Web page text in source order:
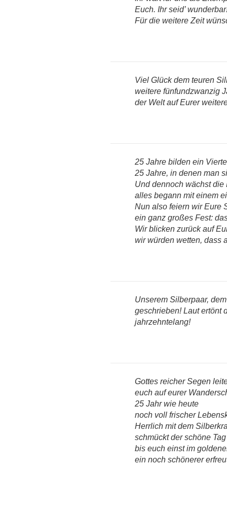
Euch. Ihr seid’
Für die weitere Zeit
Viel Glück dem teuren
weitere fünfundzwanzig
der Welt auf Eurer
25 Jahre bilden ein
25 Jahre, in denen man
Und dennoch wächst die
alles begann mit einem
Nun also feiern wir Eure
ein ganz großes Fest:
Wir blicken zurück auf
wir würden wetten, dass
Unserem Silberpaar,
geschrieben! Laut ertönt
jahrzehntelang!
Gottes reicher Segen
euch auf eurer
25 Jahr wie heute
noch voll frischer
Herrlich mit dem
schmückt der schöne
bis euch einst im
ein noch schönerer